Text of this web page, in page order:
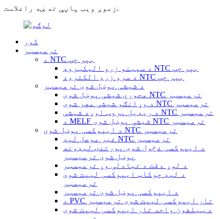
زموږ ویب پاڼې ته ښه راغلاست.
کور
ترمیسټر
د NTC بېر چپ
د سپینو زرو الیکټروډ NTC بېر چپ
د سرو زرو الکترود NTC بېر چپ
د شیشې پوښل شوی ترمیسټر
محوري شیشې پوښل شوی NTC ترمیسټر
د وړانګو شیشې مهر شوی NTC ترمیسټر
د ریډیل پروب اوږد شیشې NTC ترمیسټر
د MELF شیشې پوښل شوی NTC ترمیسټر
د ایپوکسی پوښل شوی NTC ترمیسټر
غیر موصل لیډ NTC ترمیسټر
د ایپوکسی غځول شوی پورتنۍ لیډونه
پوښل شوی ترمیسټر
د لوړ دقت د تبادلې وړ ترمیسټر
د لیډ چوکاټ ایپوکسی لیپت شوی
ترمیسټر
د ایپوکسی پوښل شوی ترمیسټر
د PVC تار ایپوکسی لیپت شوی ترمیسټر
د ټیلفون واحد تار ایپوکسی لیپت شوی